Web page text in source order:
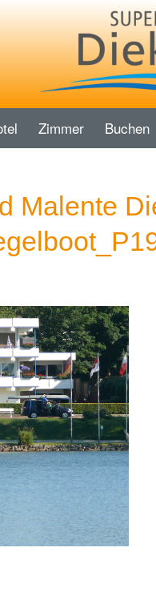
Zimmer Buchen
Malente